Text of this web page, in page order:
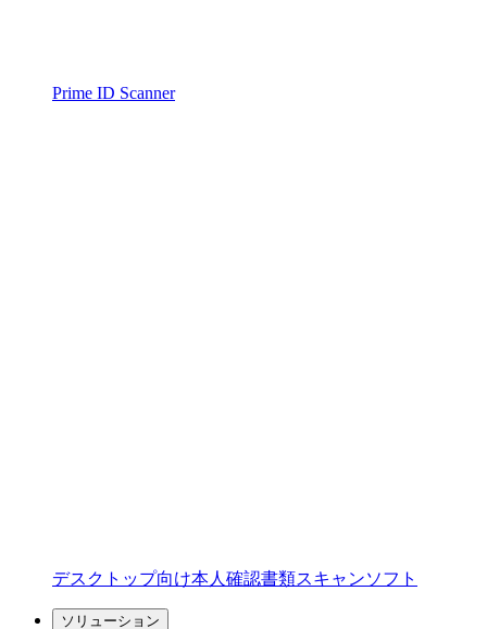
Prime ID Scanner
デスクトップ向け本人確認書類スキャンソフト
ソリューション